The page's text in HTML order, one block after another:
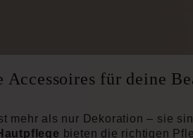
für deine
mehr als nur Dekoration – sie
bieten die richtigen